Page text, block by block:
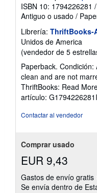
ISBN 10: 1794226281 /
Antiguo o usado /
Librería: ThriftBooks-
Unidos de America
(vendedor de 5
Paperback.
clean and are not
ThriftBooks: Read
artículo:
Contactar al vendedor
Comprar usado
EUR 9,43
Gastos de envío gratis
Se envía dentro de